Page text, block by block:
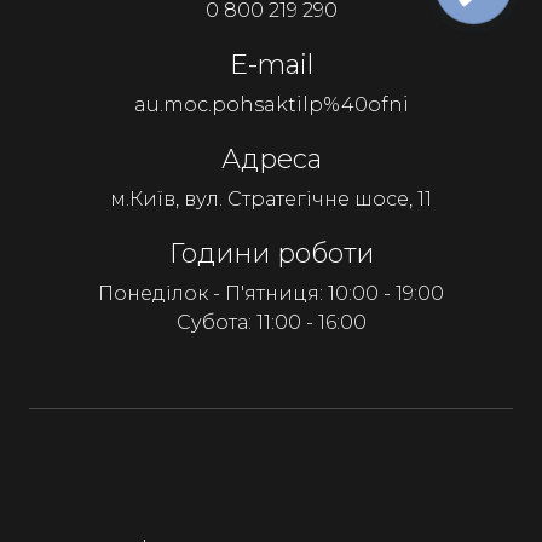
0 800 219 290
E-mail
au.moc.pohsaktilp%40ofni
Адреса
м.Київ, вул. Стратегічне шосе, 11
Години роботи
Понеділок - П'ятниця: 10:00 - 19:00
Субота: 11:00 - 16:00